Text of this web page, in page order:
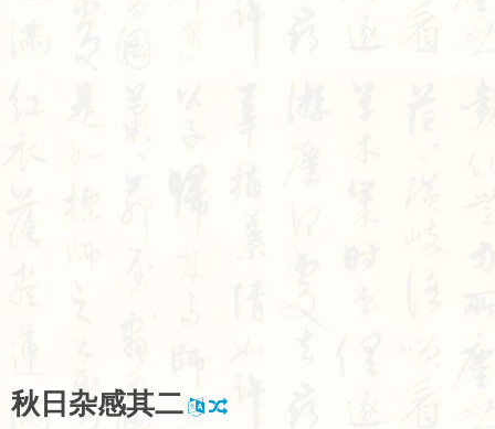
秋 日 杂感其二